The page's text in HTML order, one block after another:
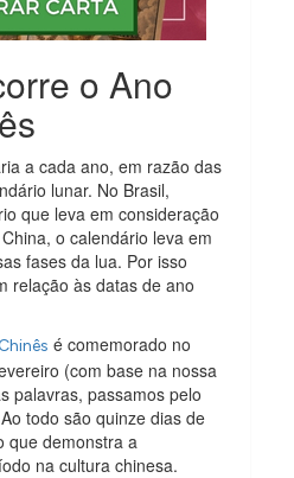
o Ano
a cada ano, em razão das
lunar. No Brasil,
que leva em consideração
o calendário leva em
fases da lua. Por isso
relação às datas de ano
é comemorado no
(com base na nossa
palavras, passamos pelo
todo são quinze dias de
que demonstra a
na cultura chinesa.